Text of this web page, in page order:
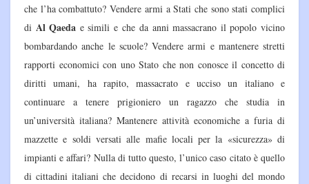
che l’ha combattuto? Vendere armi a Stati che sono stati complici
di Al Qaeda e simili e che da anni massacrano il popolo vicino
bombardando anche le scuole? Vendere armi e mantenere stretti
rapporti economici con uno Stato che non conosce il concetto di
diritti umani, ha rapito, massacrato e ucciso un italiano e
continuare a tenere prigioniero un ragazzo che studia in
un’università italiana? Mantenere attività economiche a furia di
mazzette e soldi versati alle mafie locali per la «sicurezza» di
impianti e affari? Nulla di tutto questo, l’unico caso citato è quello
di cittadini italiani che decidono di recarsi in luoghi del mondo